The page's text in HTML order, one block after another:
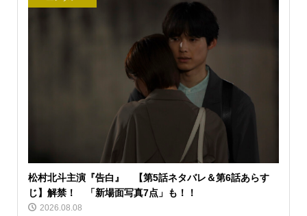
松村北斗主演『告白』 【第5話ネタバレ＆第6話あらす
じ】解禁！ 「新場面写真7点」も！！
2026.08.08